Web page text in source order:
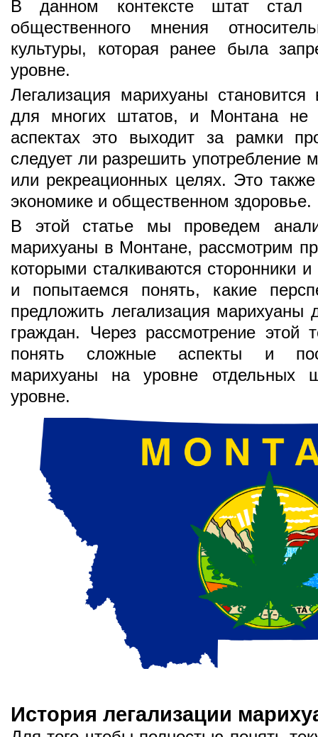
В данном контексте штат стал
общественного мнения
культуры, которая ранее была
уровне.
Легализация марихуаны становится
для многих штатов, и Монтана не
аспектах это выходит за рамки
следует ли разрешить употребление
или рекреационных целях. Это
экономике и общественном здоровье.
В этой статье мы проведем
марихуаны в Монтане, рассмотрим
которыми сталкиваются сторонники и
и попытаемся понять, какие
предложить легализация марихуаны
граждан. Через рассмотрение
понять сложные аспекты и
марихуаны на уровне отдельных
уровне.
История легализации